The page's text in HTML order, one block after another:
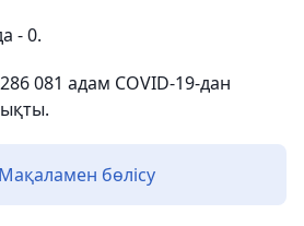
- 0.
081 адам COVID-19-дан
Мақаламен бөлісу